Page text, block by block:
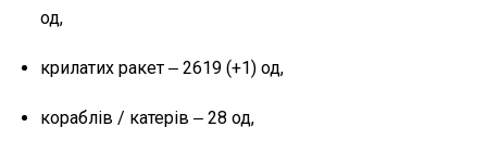
од,
крилатих ракет ‒ 2619 (+1) од,
кораблів / катерів ‒ 28 од,